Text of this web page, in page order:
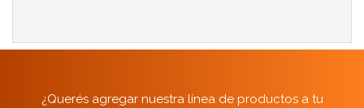
¿Querés agregar nuestra línea de productos a tu